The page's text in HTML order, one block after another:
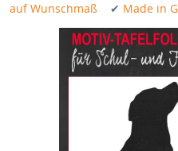
auf Wunschmaß ✔ Made in